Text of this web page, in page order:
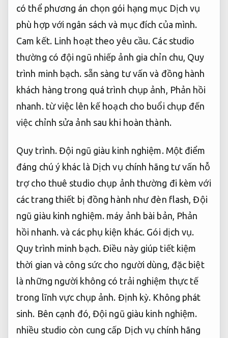
có thể phương án chọn gói hạng mục Dịch vụ
phù hợp với ngân sách và mục đích của mình.
Cam kết. Linh hoạt theo yêu cầu. Các studio
thường có đội ngũ nhiếp ảnh gia chỉn chu, Quy
trình minh bạch. sẵn sàng tư vấn và đồng hành
khách hàng trong quá trình chụp ảnh, Phản hồi
nhanh. từ việc lên kế hoạch cho buổi chụp đến
việc chỉnh sửa ảnh sau khi hoàn thành.
Quy trình. Đội ngũ giàu kinh nghiệm. Một điểm
đáng chú ý khác là Dịch vụ chính hãng tư vấn hỗ
trợ cho thuê studio chụp ảnh thường đi kèm với
các trang thiết bị đồng hành như đèn flash,Đội
ngũ giàu kinh nghiệm. máy ảnh bài bản, Phản
hồi nhanh. và các phụ kiện khác. Gói dịch vụ.
Quy trình minh bạch. Điều này giúp tiết kiệm
thời gian và công sức cho người dùng, đặc biệt
là những người không có trải nghiệm thực tế
trong lĩnh vực chụp ảnh. Định kỳ. Không phát
sinh. Bên cạnh đó, Đội ngũ giàu kinh nghiệm.
nhiều studio còn cung cấp Dịch vụ chính hãng